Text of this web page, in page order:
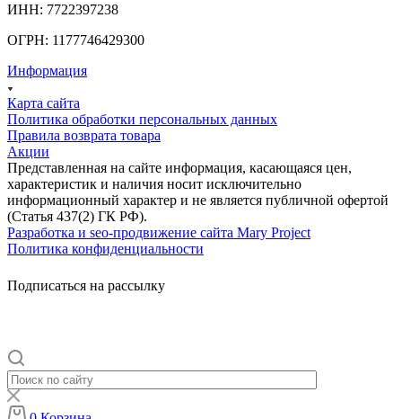
ИНН: 7722397238
ОГРН: 1177746429300
Информация
Карта сайта
Политика обработки персональных данных
Правила возврата товара
Акции
Представленная на сайте информация, касающаяся цен,
характеристик и наличия носит исключительно
информационный характер и не является публичной офертой
(Статья 437(2) ГК РФ).
Разработка и seo-продвижение сайта Mary Project
Политика конфиденциальности
Подписаться на рассылку